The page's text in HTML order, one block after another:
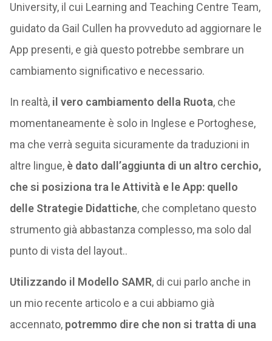
University, il cui Learning and Teaching Centre Team,
guidato da Gail Cullen ha provveduto ad aggiornare le
App presenti, e già questo potrebbe sembrare un
cambiamento significativo e necessario.
In realtà, il vero cambiamento della Ruota, che
momentaneamente è solo in Inglese e Portoghese,
ma che verrà seguita sicuramente da traduzioni in
altre lingue, è dato dall’aggiunta di un altro cerchio,
che si posiziona tra le Attività e le App: quello
delle Strategie Didattiche, che completano questo
strumento già abbastanza complesso, ma solo dal
punto di vista del layout..
Utilizzando il Modello SAMR, di cui parlo anche in
un mio recente articolo e a cui abbiamo già
accennato, potremmo dire che non si tratta di una